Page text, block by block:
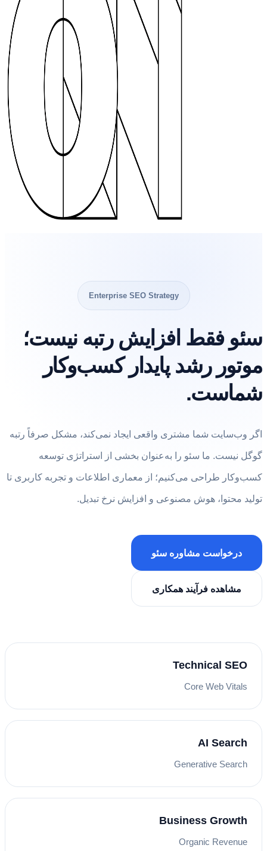
Enterprise SEO Strategy
سئو فقط افزایش رتبه نیست؛
موتور رشد پایدار کسب‌وکار
شماست.
اگر وب‌سایت شما مشتری واقعی ایجاد نمی‌کند، مشکل صرفاً رتبه
گوگل نیست. ما سئو را به‌عنوان بخشی از استراتژی توسعه
کسب‌وکار طراحی می‌کنیم؛ از معماری اطلاعات و تجربه کاربری تا
تولید محتوا، هوش مصنوعی و افزایش نرخ تبدیل.
درخواست مشاوره سئو
مشاهده فرآیند همکاری
Technical SEO
Core Web Vitals
AI Search
Generative Search
Business Growth
Organic Revenue